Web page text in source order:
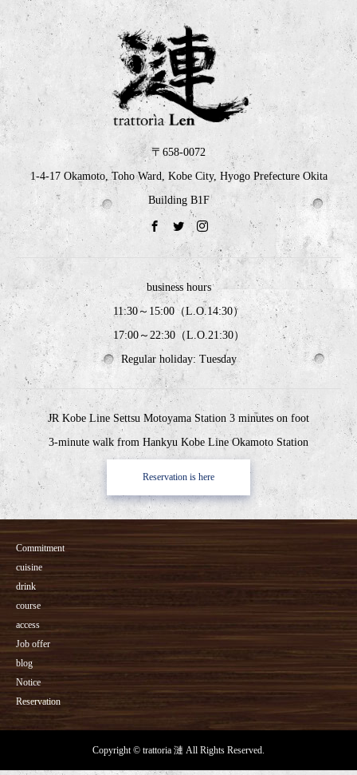
〒658-0072
1-4-17 Okamoto, Toho Ward, Kobe City, Hyogo Prefecture Okita
Building B1F
business hours
11:30～15:00（L.O.14:30）
17:00～22:30（L.O.21:30）
Regular holiday: Tuesday
JR Kobe Line Settsu Motoyama Station 3 minutes on foot
3-minute walk from Hankyu Kobe Line Okamoto Station
Reservation is here
Commitment
cuisine
drink
course
access
Job offer
blog
Notice
Reservation
Copyright © trattoria 漣 All Rights Reserved.